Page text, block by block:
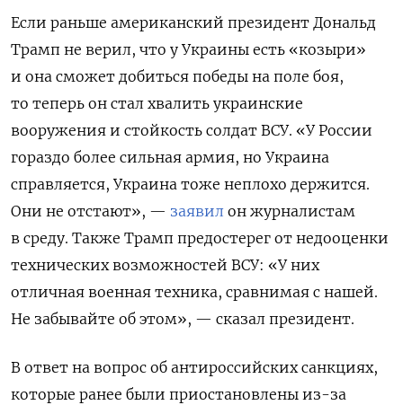
Если раньше американский президент Дональд
Трамп не верил, что у Украины есть «козыри»
и она сможет добиться победы на поле боя,
то теперь он стал хвалить украинские
вооружения и стойкость солдат ВСУ. «У России
гораздо более сильная армия, но Украина
справляется, Украина тоже неплохо держится.
Они не отстают», — заявил он журналистам
в среду. Также Трамп предостерег от недооценки
технических возможностей ВСУ: «У них
отличная военная техника, сравнимая с нашей.
Не забывайте об этом», — сказал президент.
В ответ на вопрос об антироссийских санкциях,
которые ранее были приостановлены из-за